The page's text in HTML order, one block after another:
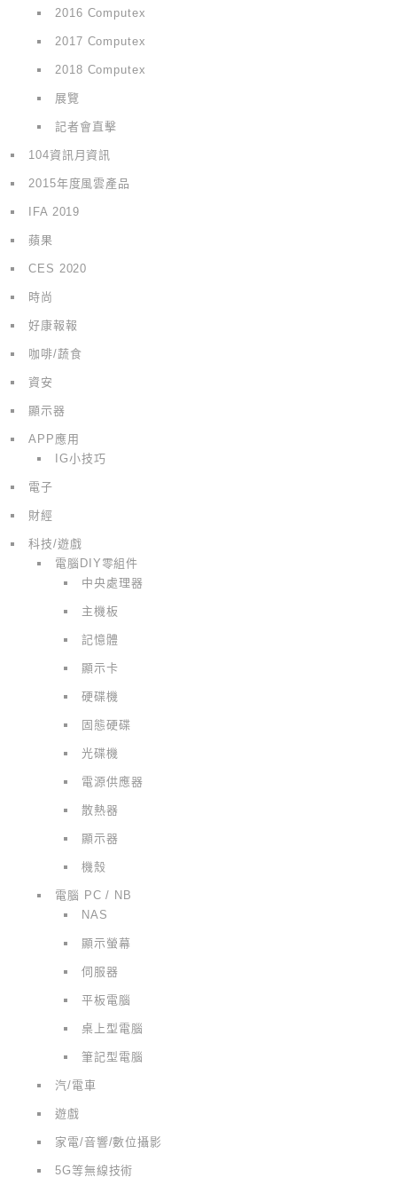
2016 Computex
2017 Computex
2018 Computex
展覽
記者會直擊
104資訊月資訊
2015年度風雲產品
IFA 2019
蘋果
CES 2020
時尚
好康報報
咖啡/蔬食
資安
顯示器
APP應用
IG小技巧
電子
財經
科技/遊戲
電腦DIY零組件
中央處理器
主機板
記憶體
顯示卡
硬碟機
固態硬碟
光碟機
電源供應器
散熱器
顯示器
機殼
電腦 PC / NB
NAS
顯示螢幕
伺服器
平板電腦
桌上型電腦
筆記型電腦
汽/電車
遊戲
家電/音響/數位攝影
5G等無線技術